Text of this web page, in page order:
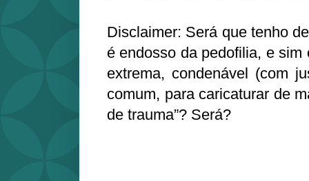
Disclaimer: Será que tenho
é endosso da pedofilia, e
extrema, condenável (com
comum, para caricaturar de
de trauma”? Será?